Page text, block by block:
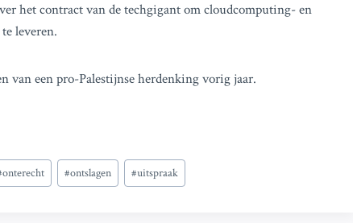
het contract van de techgigant om cloudcomputing- en
leveren.
van een pro-Palestijnse herdenking vorig jaar.
onterecht #ontslagen #uitspraak